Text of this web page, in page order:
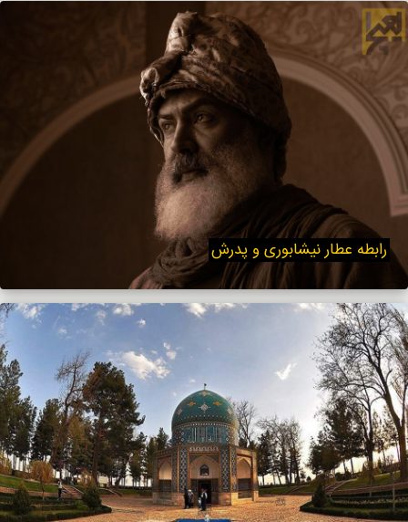
رابطه عطار نیشابوری و پدرش